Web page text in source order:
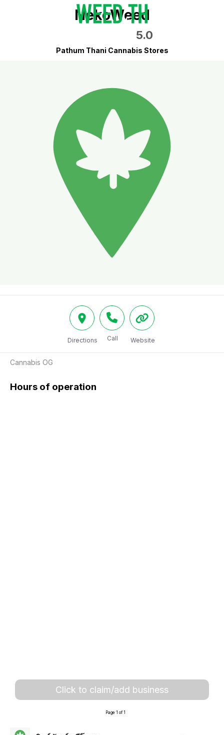
NekoWeed
5.0
Pathum Thani Cannabis Stores
Directions Call Website
Cannabis OG
Hours of operation
Click to claim/add business
Page 1 of 1